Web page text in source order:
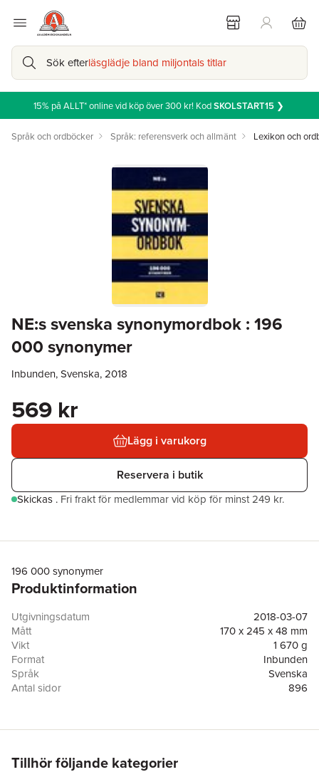
Sök efterläsglädje bland miljontals titlar
15% på ALLT* online vid köp över 300 kr! KodSKOLSTART15❯
Språk och ordböcker Språk: referensverk och allmänt Lexikon och
NE:s svenska synonymordbok : 196
000 synonymer
Inbunden, Svenska, 2018
569 kr
Lägg i varukorg
Reservera i butik
Skickas . Fri frakt för medlemmar vid köp för minst 249 kr.
196 000 synonymer
Produktinformation
Utgivningsdatum
2018-03-07
Mått
170 x 245 x 48 mm
Vikt
1 670 g
Format
Inbunden
Språk
Svenska
Antal sidor
896
ISBN
9789188423412
Tillhör följande kategorier